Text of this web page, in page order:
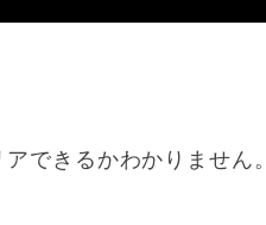
できるかわかりません。